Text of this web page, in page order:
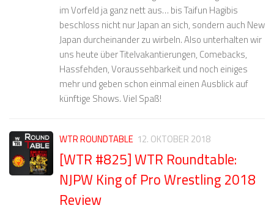
im Vorfeld ja ganz nett aus… bis Taifun Hagibis
beschloss nicht nur Japan an sich, sondern auch New
Japan durcheinander zu wirbeln. Also unterhalten wir
uns heute über Titelvakantierungen, Comebacks,
Hassfehden, Voraussehbarkeit und noch einiges
mehr und geben schon einmal einen Ausblick auf
künftige Shows. Viel Spaß!
WTR ROUNDTABLE 12. OKTOBER 2018
[WTR #825] WTR Roundtable:
NJPW King of Pro Wrestling 2018
Review